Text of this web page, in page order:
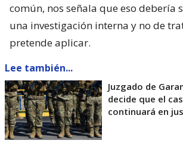
común, nos señala que eso debería
una investigación interna y no de
pretende aplicar.
Lee también...
Juzgado de
decide que el
continuará en